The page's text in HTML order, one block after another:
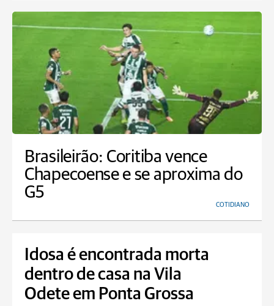
Brasileirão: Coritiba vence
Chapecoense e se aproxima do
G5
COTIDIANO
Idosa é encontrada morta
dentro de casa na Vila
Odete em Ponta Grossa